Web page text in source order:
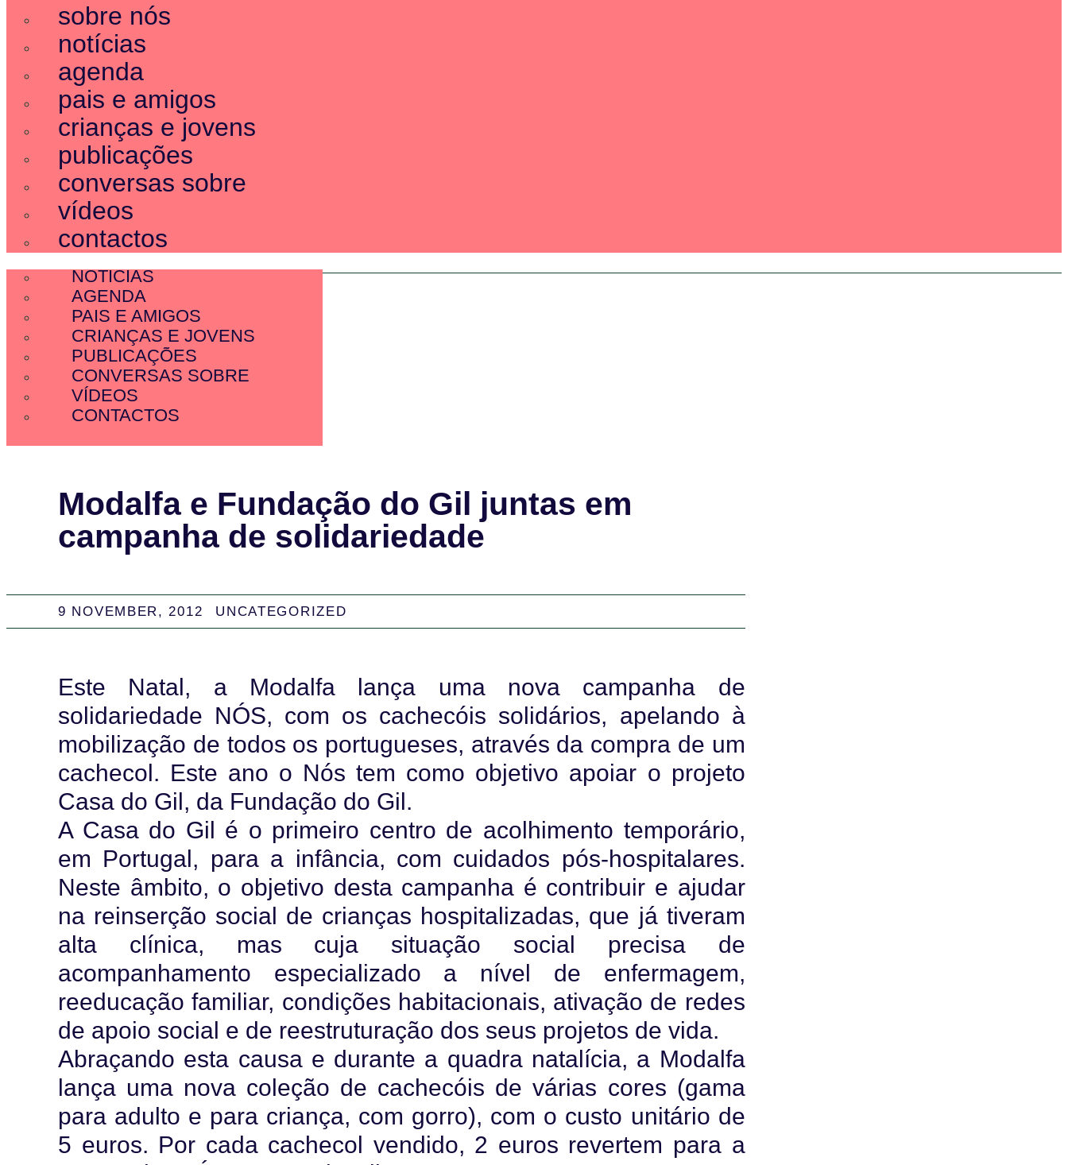
sobre nós
notícias
agenda
pais e amigos
crianças e jovens
publicações
conversas sobre
vídeos
contactos
SOBRE NÓS
NOTÍCIAS
AGENDA
PAIS E AMIGOS
CRIANÇAS E JOVENS
PUBLICAÇÕES
CONVERSAS SOBRE
VÍDEOS
CONTACTOS
Modalfa e Fundação do Gil juntas em
campanha de solidariedade
9 NOVEMBER, 2012 UNCATEGORIZED
Este Natal, a Modalfa lança uma nova campanha de
solidariedade NÓS, com os cachecóis solidários, apelando à
mobilização de todos os portugueses, através da compra de um
cachecol. Este ano o Nós tem como objetivo apoiar o projeto
Casa do Gil, da Fundação do Gil.
A Casa do Gil é o primeiro centro de acolhimento temporário,
em Portugal, para a infância, com cuidados pós-hospitalares.
Neste âmbito, o objetivo desta campanha é contribuir e ajudar
na reinserção social de crianças hospitalizadas, que já tiveram
alta clínica, mas cuja situação social precisa de
acompanhamento especializado a nível de enfermagem,
reeducação familiar, condições habitacionais, ativação de redes
de apoio social e de reestruturação dos seus projetos de vida.
Abraçando esta causa e durante a quadra natalícia, a Modalfa
lança uma nova coleção de cachecóis de várias cores (gama
para adulto e para criança, com gorro), com o custo unitário de
5 euros. Por cada cachecol vendido, 2 euros revertem para a